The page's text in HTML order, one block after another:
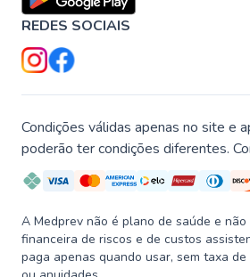
REDES SOCIAIS
Condições válidas apenas no site e
poderão ter condições diferentes.
A Medprev não é plano de saúde e
financeira de riscos e de custos
paga apenas quando usar, sem taxa